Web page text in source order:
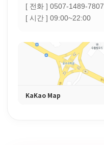
[ 전화 ] 0507-1489-7807
[ 시간 ] 09:00~22:00
KaKao Map